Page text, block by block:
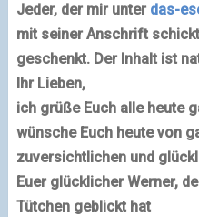
Jeder, der mir unter das-
mit seiner Anschrift
geschenkt. Der Inhalt ist
Ihr Lieben,
ich grüße Euch alle heute
wünsche Euch heute von
zuversichtlichen und
Euer glücklicher Werner,
Tütchen geblickt hat